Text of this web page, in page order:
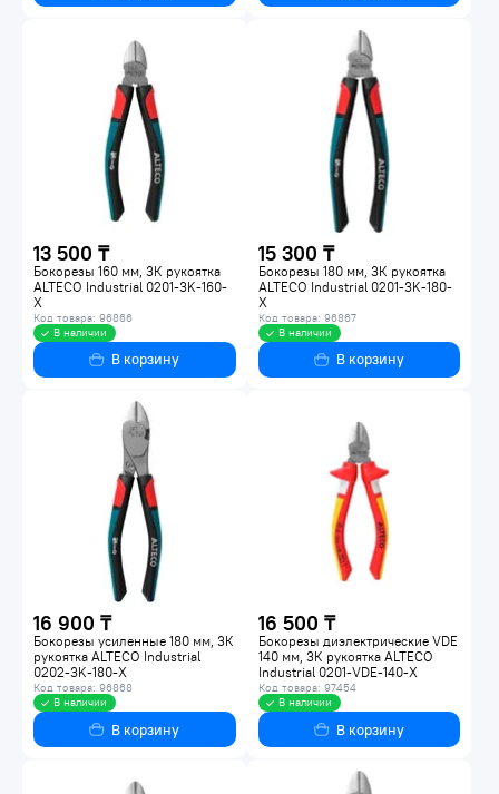
13 500 ₸
Бокорезы 160 мм, 3К рукоятка
ALTECO Industrial 0201-3K-160-
X
Код товара: 96866
В наличии
В корзину
15 300 ₸
Бокорезы 180 мм, 3К рукоятка
ALTECO Industrial 0201-3K-180-
X
Код товара: 96867
В наличии
В корзину
16 900 ₸
Бокорезы усиленные 180 мм, 3К
рукоятка ALTECO Industrial
0202-3K-180-X
Код товара: 96868
В наличии
В корзину
16 500 ₸
Бокорезы диэлектрические VDE
140 мм, 3К рукоятка ALTECO
Industrial 0201-VDE-140-X
Код товара: 97454
В наличии
В корзину